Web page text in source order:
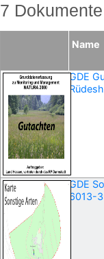
7
Name
GDE
GDE
6013-